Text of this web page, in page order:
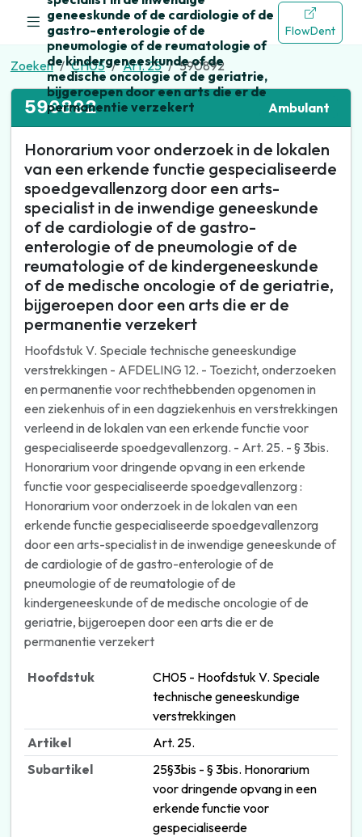
geneeskunde of de cardiologie of de
gastro-enterologie of de
pneumologie of de reumatologie of
de kindergeneeskunde of de
medische oncologie of de geriatrie,
bijgeroepen door een arts die er de
permanentie verzekert
FlowDent
Zoeken CH05 Art. 25 590892
590892 Ambulant
Honorarium voor onderzoek in de lokalen
van een erkende functie gespecialiseerde
spoedgevallenzorg door een arts-
specialist in de inwendige geneeskunde
of de cardiologie of de gastro-
enterologie of de pneumologie of de
reumatologie of de kindergeneeskunde
of de medische oncologie of de geriatrie,
bijgeroepen door een arts die er de
permanentie verzekert
Hoofdstuk V. Speciale technische geneeskundige
verstrekkingen - AFDELING 12. - Toezicht, onderzoeken
en permanentie voor rechthebbenden opgenomen in
een ziekenhuis of in een dagziekenhuis en verstrekkingen
verleend in de lokalen van een erkende functie voor
gespecialiseerde spoedgevallenzorg. - Art. 25. - § 3bis.
Honorarium voor dringende opvang in een erkende
functie voor gespecialiseerde spoedgevallenzorg :
Honorarium voor onderzoek in de lokalen van een
erkende functie gespecialiseerde spoedgevallenzorg
door een arts-specialist in de inwendige geneeskunde of
de cardiologie of de gastro-enterologie of de
pneumologie of de reumatologie of de
kindergeneeskunde of de medische oncologie of de
geriatrie, bijgeroepen door een arts die er de
permanentie verzekert
Hoofdstuk
CH05 - Hoofdstuk V. Speciale
technische geneeskundige
verstrekkingen
Artikel
Art. 25.
Subartikel
25§3bis - § 3bis. Honorarium
voor dringende opvang in een
erkende functie voor
gespecialiseerde